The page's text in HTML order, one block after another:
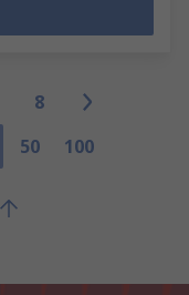
8
50 100